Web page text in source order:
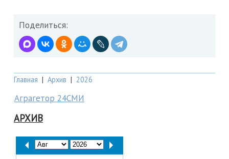
Поделиться:
Главная | Архив | 2026
Аграгетор 24СМИ
АРХИВ